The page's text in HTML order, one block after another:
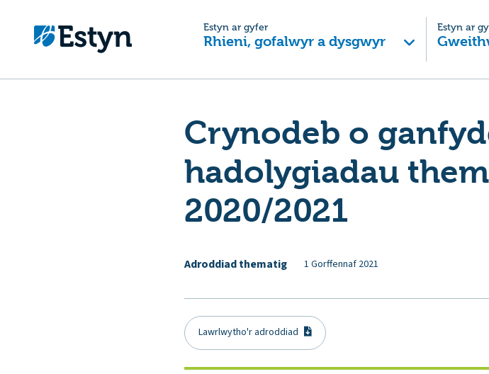
Estyn ar gyfer
Rhieni, gofalwyr a dysgwyr
Estyn ar
Crynodeb o
hadolygiadau
2020/2021
Adroddiad thematig 1 Gorffennaf 2021
Lawrlwytho'r adroddiad